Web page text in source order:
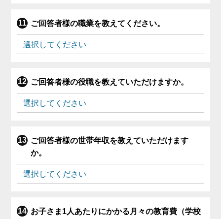
ご回答者様の職業を教えてください。
ご回答者様の役職を教えていただけますか。
ご回答者様の世帯年収を教えていただけます
か。
お子さま1人あたりにかかる月々の教育費（学校